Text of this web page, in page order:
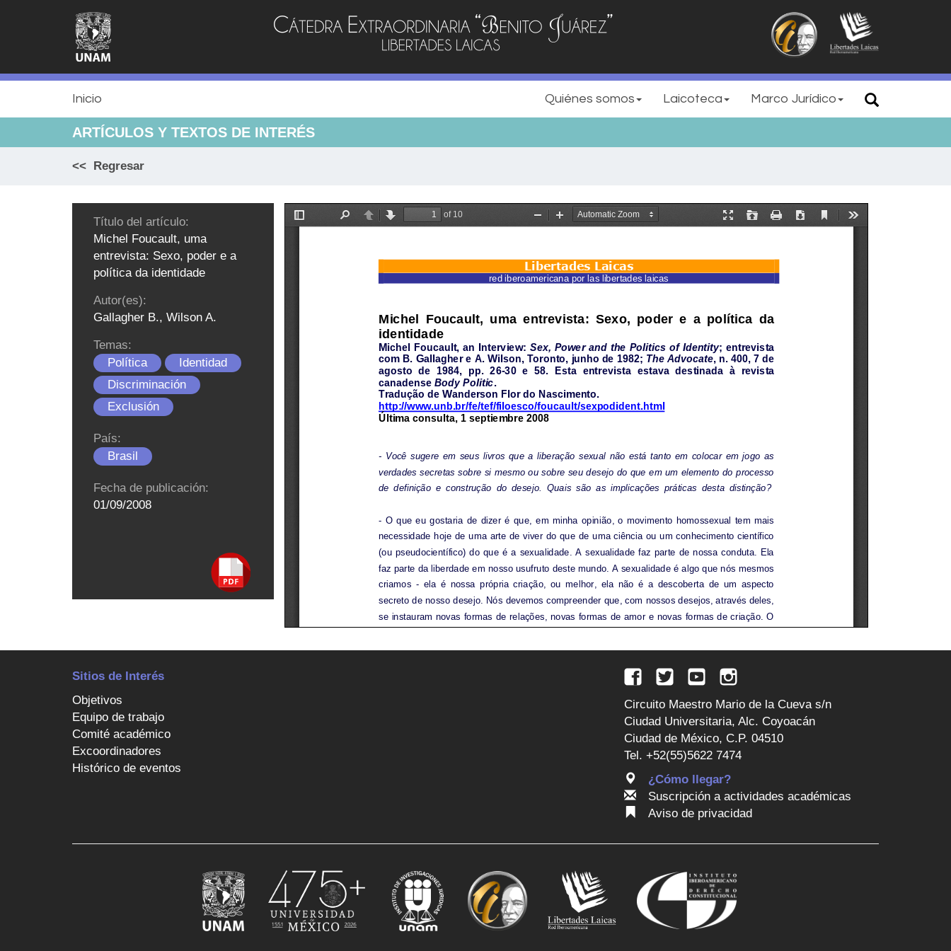
Inicio Quiénes somos Laicoteca Marco Jurídico
ARTÍCULOS Y TEXTOS DE INTERÉS
<< Regresar
Título del artículo:
Michel Foucault, uma
entrevista: Sexo, poder e a
política da identidade
Autor(es):
Gallagher B., Wilson A.
Temas:
Política
Identidad
Discriminación
Exclusión
País:
Brasil
Fecha de publicación:
01/09/2008
Sitios de Interés
Objetivos
Equipo de trabajo
Comité académico
Excoordinadores
Histórico de eventos
Circuito Maestro Mario de la Cueva s/n
Ciudad Universitaria, Alc. Coyoacán
Ciudad de México, C.P. 04510
Tel. +52(55)5622 7474
¿Cómo llegar?
Suscripción a actividades académicas
Aviso de privacidad